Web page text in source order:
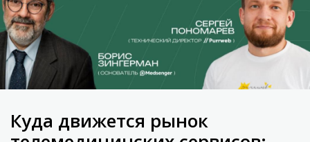
Куда движется рынок